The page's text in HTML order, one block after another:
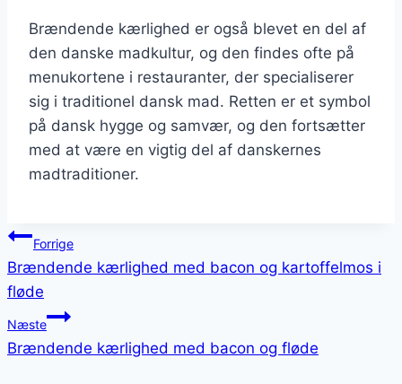
Brændende kærlighed er også blevet en del af
den danske madkultur, og den findes ofte på
menukortene i restauranter, der specialiserer
sig i traditionel dansk mad. Retten er et symbol
på dansk hygge og samvær, og den fortsætter
med at være en vigtig del af danskernes
madtraditioner.
Indlægsnavigation
Forrige
Brændende kærlighed med bacon og kartoffelmos i
fløde
Næste
Brændende kærlighed med bacon og fløde